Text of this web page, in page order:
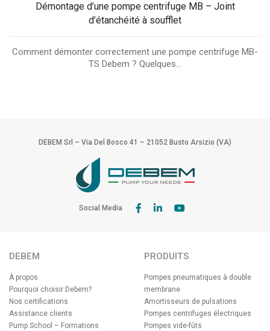
Démontage d’une pompe centrifuge MB – Joint
d’étanchéité à soufflet
Comment démonter correctement une pompe centrifuge MB-
TS Debem ? Quelques...
DEBEM Srl – Via Del Bosco 41 – 21052 Busto Arsizio (VA)
Social Media
DEBEM
À propos
Pourquoi choisir Debem?
Nos certifications
Assistance clients
Pump School – Formations
PRODUITS
Pompes pneumatiques à double
membrane
Amortisseurs de pulsations
Pompes centrifuges électriques
Pompes vide-fûts